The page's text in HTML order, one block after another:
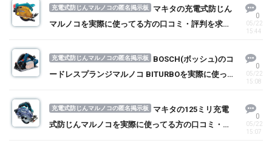
充電式防じんマルノコの匿名掲示板
マキタの充電式防じん
マルノコを実際に使ってる方の口コミ・評判を求
0
05/22
15:44
充電式防じんマルノコの匿名掲示板
BOSCH(ボッシュ)のコ
ードレスプランジマルノコ BITURBOを実際に使って
0
05/22
15:08
充電式防じんマルノコの匿名掲示板
マキタの125ミリ充電
式防じんマルノコを実際に使ってる方の口コミ・評
0
05/22
15:07